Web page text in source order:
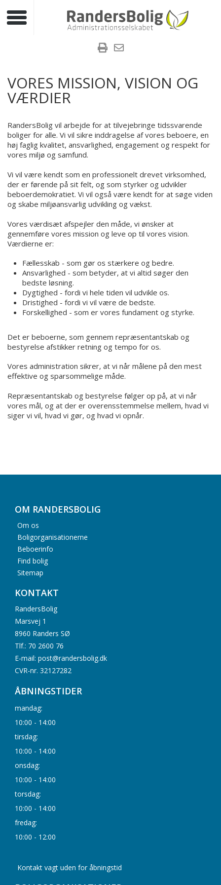
Toggle navigation
VORES MISSION, VISION OG
VÆRDIER
RandersBolig vil arbejde for at tilvejebringe tidssvarende
boliger for alle. Vi vil sikre inddragelse af vores beboere, en
høj faglig kvalitet, ansvarlighed, engagement og respekt for
vores miljø og samfund.
Vi vil være kendt som en professionelt drevet virksomhed,
der er førende på sit felt, og som styrker og udvikler
beboerdemokratiet. Vi vil også være kendt for at søge viden
og skabe miljøansvarlig udvikling og vækst.
Vores værdisæt afspejler den måde, vi ønsker at
gennemføre vores mission og leve op til vores vision.
Værdierne er:
Fællesskab - som gør os stærkere og bedre.
Ansvarlighed - som betyder, at vi altid søger den
bedste løsning.
Dygtighed - fordi vi hele tiden vil udvikle os.
Dristighed - fordi vi vil være de bedste.
Forskellighed - som er vores fundament og styrke.
Det er beboerne, som gennem repræsentantskab og
bestyrelse afstikker retning og tempo for os.
Vores administration sikrer, at vi når målene på den mest
effektive og sparsommelige måde.
Repræsentantskab og bestyrelse følger op på, at vi når
vores mål, og at der er overensstemmelse mellem, hvad vi
siger vi vil, hvad vi gør, og hvad vi opnår.
OM RANDERSBOLIG
Om os
Boligorganisationerne
Beboerinfo
Find bolig
Sitemap
KONTAKT
RandersBolig
Marsvej 1
8960 Randers SØ
Tlf.: 70 2600 76
E-mail: post@randersbolig.dk
CVR-nr. 32127282
ÅBNINGSTIDER
mandag:
10:00 - 14:00
tirsdag:
10:00 - 14:00
onsdag:
10:00 - 14:00
torsdag:
10:00 - 14:00
fredag:
10:00 - 12:00
Kontakt vagt uden for åbningstid